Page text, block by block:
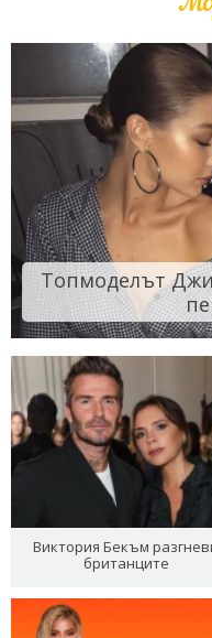
Топмоделът
Виктория Бекъм
британците